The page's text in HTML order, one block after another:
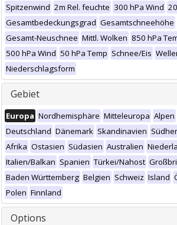
Spitzenwind 2m Rel. feuchte 300 hPa Wind
Gesamtbedeckungsgrad Gesamtschneehöhe
Gesamt-Neuschnee Mittl. Wolken 850 hPa
500 hPa Wind 50 hPa Temp Schnee/Eis
Niederschlagsform
Gebiet
Europa Nordhemisphäre Mitteleuropa Alpen
Deutschland Dänemark Skandinavien
Afrika Ostasien Südasien Australien
Italien/Balkan Spanien Türkei/Nahost
Baden Württemberg Belgien Schweiz Island
Polen Finnland
Options